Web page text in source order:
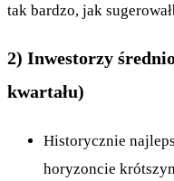
tak bardzo, jak
2) Inwestorzy
kwartału)
Historycznie
horyzoncie